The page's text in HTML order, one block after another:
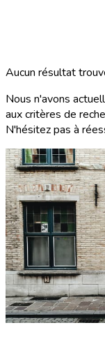
Aucun résultat
Nous n'avons
aux critères de
N'hésitez pas à